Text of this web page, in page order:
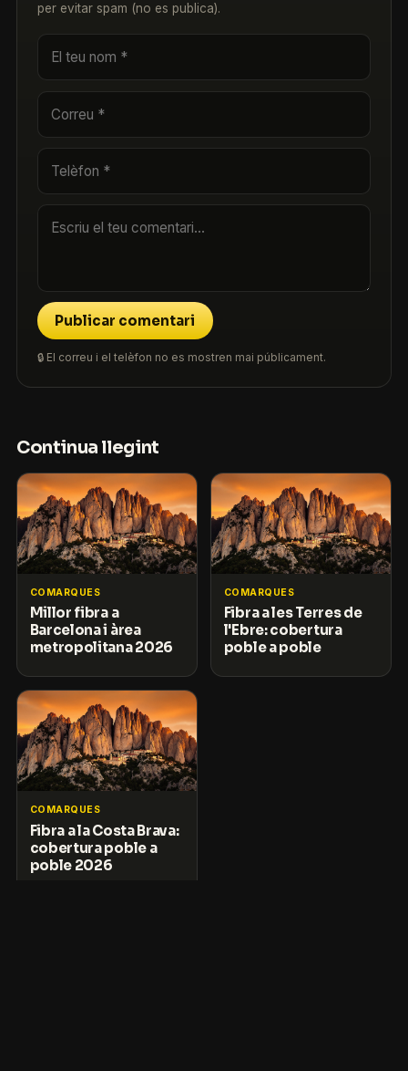
per evitar spam (no es publica).
Publicar comentari
🔒 El correu i el telèfon no es mostren mai públicament.
Continua llegint
COMARQUES
Millor fibra a
Barcelona i àrea
metropolitana 2026
COMARQUES
Fibra a les Terres de
l'Ebre: cobertura
poble a poble
COMARQUES
Fibra a la Costa Brava:
cobertura poble a
poble 2026